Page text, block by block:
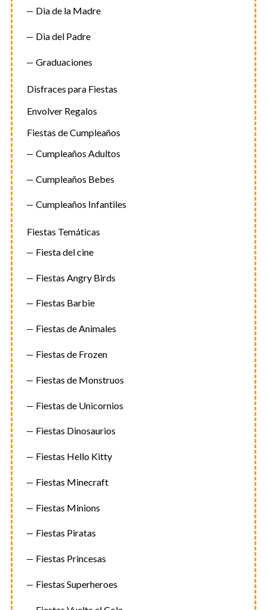
Dia de la Madre
Dia del Padre
Graduaciones
Disfraces para Fiestas
Envolver Regalos
Fiestas de Cumpleaños
Cumpleaños Adultos
Cumpleaños Bebes
Cumpleaños Infantiles
Fiestas Temáticas
Fiesta del cine
Fiestas Angry Birds
Fiestas Barbie
Fiestas de Animales
Fiestas de Frozen
Fiestas de Monstruos
Fiestas de Unicornios
Fiestas Dinosaurios
Fiestas Hello Kitty
Fiestas Minecraft
Fiestas Minions
Fiestas Piratas
Fiestas Princesas
Fiestas Superheroes